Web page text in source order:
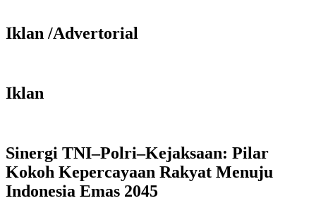
Iklan /Advertorial
Iklan
Sinergi TNI–Polri–Kejaksaan: Pilar
Kokoh Kepercayaan Rakyat Menuju
Indonesia Emas 2045